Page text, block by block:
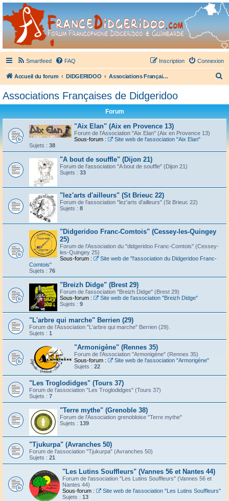
France Didgeridoo
Didgeridoo et Guimbarde sur France Didgeridoo - retrouvez la communauté.
Smartfeed FAQ Connexion
Inscription
Accueil du forum DIDGERIDOO Associations Françaises de Didgeridoo
r
Associations Françaises de Didgeridoo
Forum
"Aix Elan" (Aix en Provence 13)
Forum de l'Association "Aix Elan" (Aix en Provence 13)
Sous-forum :
Site web de l'association "Aix Elan"
Sujets : 38
"A bout de souffle" (Dijon 21)
Forum de l'association "A bout de souffle" (Dijon 21)
Sujets : 33
"lez'arts d'ailleurs" (St Brieuc 22)
Forum de l'association "lez'arts d'ailleurs" (St Brieuc 22)
Sujets : 8
"Didgeridoo Franc-Comtois" (Cessey-les-Quingey
25)
Forum de l'Association du "didgeridoo Franc-Comtois" (Cessey-
les-Quingey 25)
Sous-forum :
Site web de "l'association du Didgeridoo Franc-
Comtois"
Sujets : 76
"Breizh Didge" (Brest 29)
Forum de l'association "Breizh Didge" (Brest 29)
Sous-forum :
Site web de l'association "Breizh Didge"
Sujets : 9
"L'arbre qui marche" Berrien (29)
Forum de l'Association "L'arbre qui marche" Berrien (29).
Sujets : 1
"Armonigène" (Rennes 35)
Forum de l'Association "Armonigène" (Rennes 35)
Sous-forum :
Site web de l'association "Armorigène"
Sujets : 22
"Les Troglodidges" (Tours 37)
Forum de l'association "Les Troglodidges" (Tours 37)
Sujets : 7
"Terre mythe" (Grenoble 38)
Forum de l'Association grenobloise "Terre mythe"
Sujets : 139
"Tjukurpa" (Avranches 50)
Forum de l'association "Tjukurpa" (Avranches 50)
Sujets : 21
"Les Lutins Souffleurs" (Vannes 56 et Nantes 44)
Forum de l'association "Les Lutins Souffleurs" (Vannes 56 et
Nantes 44)
Sous-forum :
Site web de l'association "Les Lutins Souffleurs"
Sujets : 13